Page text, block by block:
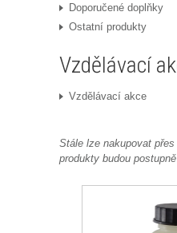
Doporučené doplňky
Ostatní produkty
Vzdělávací
Vzdělávací akce
Stále lze nakupovat
produkty budou